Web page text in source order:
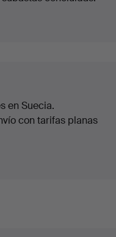
en Suecia.
con tarifas planas